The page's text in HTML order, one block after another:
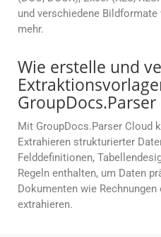
und verschiedene Bildformate
mehr.
Wie erstelle und
GroupDocs.Parser
Mit GroupDocs.Parser Cloud
Extrahieren strukturierter
Felddefinitionen,
Regeln enthalten, um Daten
Dokumenten wie
extrahieren.